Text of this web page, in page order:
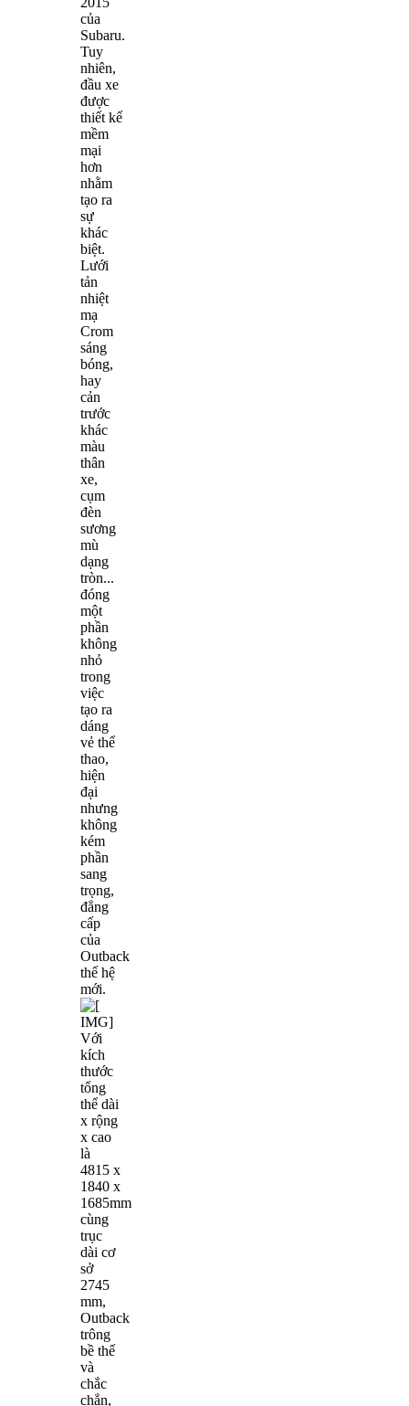
của
Subaru.
Tuy
nhiên,
đầu xe
được
thiết kế
mềm
mại
hơn
nhằm
tạo ra
sự
khác
biệt.
Lưới
tản
nhiệt
mạ
Crom
sáng
bóng,
hay
cản
trước
khác
màu
thân
xe,
cụm
đèn
sương
mù
dạng
tròn...
đóng
một
phần
không
nhỏ
trong
việc
tạo ra
dáng
vẻ thể
thao,
hiện
đại
nhưng
không
kém
phần
sang
trọng,
đẳng
cấp
của
Outback
thế hệ
mới.
Với
kích
thước
tổng
thể dài
x rộng
x cao
là
4815 x
1840 x
1685mm
cùng
trục
dài cơ
sở
2745
mm,
Outback
trông
bề thế
và
chắc
chắn,